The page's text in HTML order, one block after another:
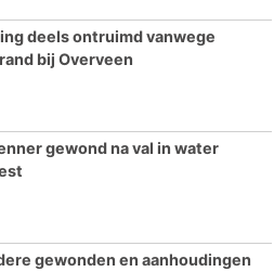
deels ontruimd vanwege
bij Overveen
gewond na val in water
gewonden en aanhoudingen